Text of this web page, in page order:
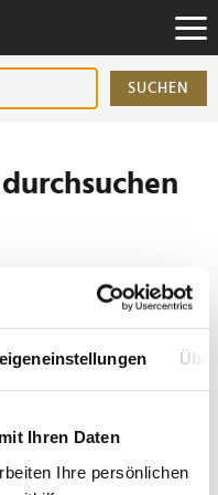
Ihren Daten
Ihre persönlichen
SUCHEN
zwischen
Nachname".
Prävention gegen